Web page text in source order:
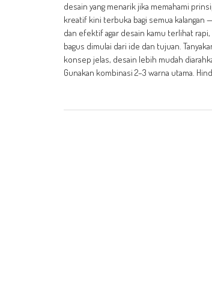
desain yang menarik jika memahami
kreatif kini terbuka bagi semua kalangan
dan efektif agar desain kamu terlihat
bagus dimulai dari ide dan tujuan.
konsep jelas, desain lebih mudah
Gunakan kombinasi 2–3 warna utama.